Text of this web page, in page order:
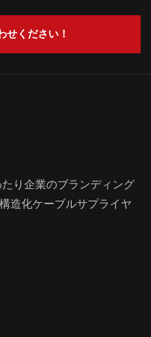
せください！
り企業のブランディング
造化ケーブルサプライヤ